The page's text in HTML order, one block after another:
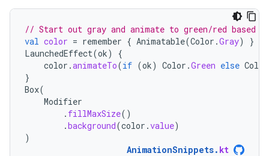
// Start out gray and animate to green/red based
val color = remember { Animatable(Color .Gray)
}
LaunchedEffect(ok)
{
color .animateTo(if (ok) Color .Green else Color
}
Box(
Modifier
. fillMaxSize()
.background(color .value)
)
AnimationSnippets. kt